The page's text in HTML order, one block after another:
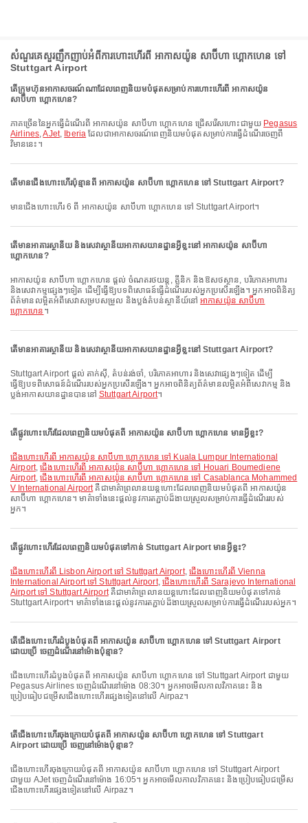
សំណួរគេសួរញឹកញាប់អំពីការហោះហើរពី អាកាសយ៉ូន សាប៊ីហា ហ្គោកហេន ទៅ
Stuttgart Airport
តើក្រុមហ៊ុនអាកាសចរណ៍ណាដែលពេញនិយមបំផុតសម្រាប់ការហោះហើរពី អាកាសយ៉ូន
សាប៊ីហា ហ្គោកហេន?
ភាគច្រើននៃអ្នកធ្វើដំណើរពី អាកាសយ៉ូន សាប៊ីហា ហ្គោកហេន ជ្រើសរើសហោះជាមួយ Pegasus
Airlines,AJet, Iberia ដែលជាអាកាសចរណ៍ពេញនិយមបំផុតសម្រាប់ការធ្វើដំណើរចេញពី
វិមាននេះ។
តើមានជើងហោះហើរប៉ុន្មានពី អាកាសយ៉ូន សាប៊ីហា ហ្គោកហេន ទៅ Stuttgart Airport?
មានជើងហោះហើរ 6 ពី អាកាសយ៉ូន សាប៊ីហា ហ្គោកហេន ទៅ Stuttgart Airport។
តើមានអាគារស្ថានីយ និងសេវាស្ថានីយអាកាសយានដ្ឋានអ្វីខ្លះនៅ អាកាសយ៉ូន សាប៊ីហា
ហ្គោកហេន?
អាកាសយ៉ូន សាប៊ីហា ហ្គោកហេន ផ្តល់ ចំណតរថយន្ត, គ្លីនិក និងឱសថស្ថាន, បរិភោគអាហារ
និងសេវាកម្មផ្សេងៗទៀត ដើម្បីធ្វើឱ្យបទពិសោធន៍ធ្វើដំណើររបស់អ្នកប្រសើរឡើង។ អ្នកអាចពិនិត្យ
ព័ត៌មានលម្អិតអំពីសេវាសម្របសម្រួល និងប្លង់តំបន់ស្ថានីយ៍នៅអាកាសយ៉ូន សាប៊ីហា
ហ្គោកហេន ។
តើមានអាគារស្ថានីយ និងសេវាស្ថានីយអាកាសយានដ្ឋានអ្វីខ្លះនៅ Stuttgart Airport?
Stuttgart Airport ផ្តល់ តាក់ស៊ី, តំបន់រង់ចាំ, បរិភោគអាហារ និងសេវាផ្សេងៗទៀត ដើម្បី
ធ្វើឱ្យបទពិសោធន៍ដំណើររបស់អ្នកប្រសើរឡើង។ អ្នកអាចពិនិត្យព័ត៌មានលម្អិតអំពីសេវាកម្ម និង
ប្លង់អាកាសយានដ្ឋានបាននៅ Stuttgart Airport។
តើផ្លូវហោះហើរដែលពេញនិយមបំផុតពី អាកាសយ៉ូន សាប៊ីហា ហ្គោកហេន មានអ្វីខ្លះ?
ជើងហោះហើរពី អាកាសយ៉ូន សាប៊ីហា ហ្គោកហេន ទៅ Kuala Lumpur International
Airport,ជើងហោះហើរពី អាកាសយ៉ូន សាប៊ីហា ហ្គោកហេន ទៅ Houari Boumediene
Airport,ជើងហោះហើរពី អាកាសយ៉ូន សាប៊ីហា ហ្គោកហេន ទៅ Casablanca Mohammed
V International Airportគឺជាមាគ៌ាព្រលានយន្តហោះដែលពេញនិយមបំផុតពី អាកាសយ៉ូន
សាប៊ីហា ហ្គោកហេន។ មាគ៌ាទាំងនេះផ្តល់នូវការតភ្ជាប់ដ៏ងាយស្រួលសម្រាប់ការធ្វើដំណើររបស់
អ្នក។
តើផ្លូវហោះហើរដែលពេញនិយមបំផុតទៅកាន់ Stuttgart Airport មានអ្វីខ្លះ?
ជើងហោះហើរពី Lisbon Airport ទៅ Stuttgart Airport,ជើងហោះហើរពី Vienna
International Airport ទៅ Stuttgart Airport,ជើងហោះហើរពី Sarajevo International
Airport ទៅ Stuttgart Airportគឺជាមាគ៌ាព្រលានយន្តហោះដែលពេញនិយមបំផុតទៅកាន់
Stuttgart Airport។ មាគ៌ាទាំងនេះផ្តល់នូវការតភ្ជាប់ដ៏ងាយស្រួលសម្រាប់ការធ្វើដំណើររបស់អ្នក។
តើជើងហោះហើរដំបូងបំផុតពី អាកាសយ៉ូន សាប៊ីហា ហ្គោកហេន ទៅ Stuttgart Airport
ដោយប្រើ ចេញដំណើរនៅម៉ោងប៉ុន្មាន?
ជើងហោះហើរដំបូងបំផុតពី អាកាសយ៉ូន សាប៊ីហា ហ្គោកហេន ទៅ Stuttgart Airport ជាមួយ
Pegasus Airlines ចេញដំណើរនៅម៉ោង 08:30។ អ្នកអាចមើលកាលវិភាគនេះ និង
ប្រៀបធៀបជម្រើសជើងហោះហើរផ្សេងទៀតនៅលើ Airpaz។
តើជើងហោះហើរចុងក្រោយបំផុតពី អាកាសយ៉ូន សាប៊ីហា ហ្គោកហេន ទៅ Stuttgart
Airport ដោយប្រើ ចេញនៅម៉ោងប៉ុន្មាន?
ជើងហោះហើរចុងក្រោយបំផុតពី អាកាសយ៉ូន សាប៊ីហា ហ្គោកហេន ទៅ Stuttgart Airport
ជាមួយ AJet ចេញដំណើរនៅម៉ោង 16:05។ អ្នកអាចមើលកាលវិភាគនេះ និងប្រៀបធៀបជម្រើស
ជើងហោះហើរផ្សេងទៀតនៅលើ Airpaz។